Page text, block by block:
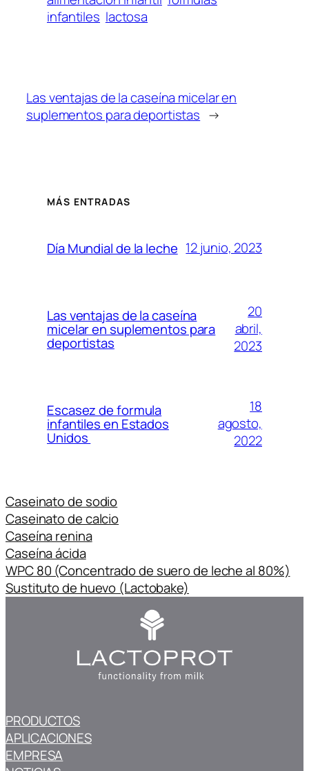
infantiles lactosa
Las ventajas de la caseína micelar en
suplementos para deportistas →
MÁS ENTRADAS
Día Mundial de la leche 12 junio, 2023
Las ventajas de la caseína
micelar en suplementos para
deportistas
20
abril,
2023
Escasez de formula
infantiles en Estados
Unidos
18
agosto,
2022
Caseinato de sodio
Caseinato de calcio
Caseína renina
Caseína ácida
WPC 80 (Concentrado de suero de leche al 80%)
Sustituto de huevo (Lactobake)
PRODUCTOS
APLICACIONES
EMPRESA